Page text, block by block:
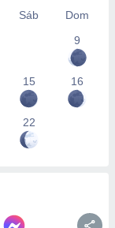
Sáb
Dom
9
15 16
22